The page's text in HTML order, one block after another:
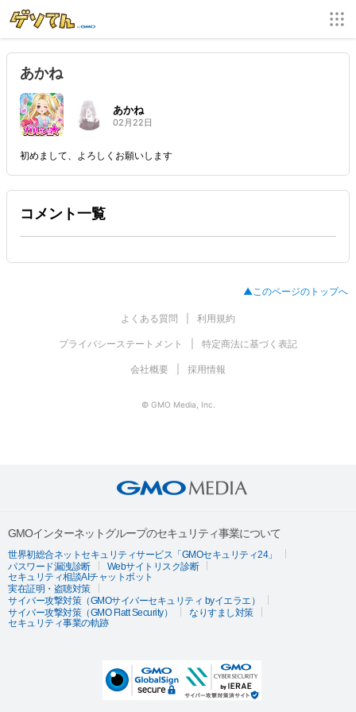
あかね
あかね
02月22日
初めまして、よろしくお願いします
コメント一覧
▲このページのトップへ
よくある質問 利用規約
プライバシーステートメント 特定商法に基づく表記
会社概要 採用情報
© GMO Media, Inc.
GMOインターネットグループのセキュリティ事業について
世界初総合ネットセキュリティサービス「GMOセキュリティ24」
パスワード漏洩診断
Webサイトリスク診断
セキュリティ相談AIチャットボット
実在証明・盗聴対策
サイバー攻撃対策（GMOサイバーセキュリティ byイエラエ）
サイバー攻撃対策（GMO Flatt Security）
なりすまし対策
セキュリティ事業の軌跡